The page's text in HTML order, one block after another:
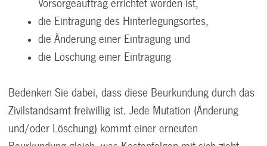
Vorsorgeauftrag errichtet worden ist,
die Eintragung des Hinterlegungsortes,
die Änderung einer Eintragung und
die Löschung einer Eintragung
Bedenken Sie dabei, dass diese Beurkundung durch das
Zivilstandsamt freiwillig ist. Jede Mutation (Änderung
und/oder Löschung) kommt einer erneuten